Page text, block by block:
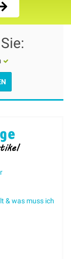
& was muss ich